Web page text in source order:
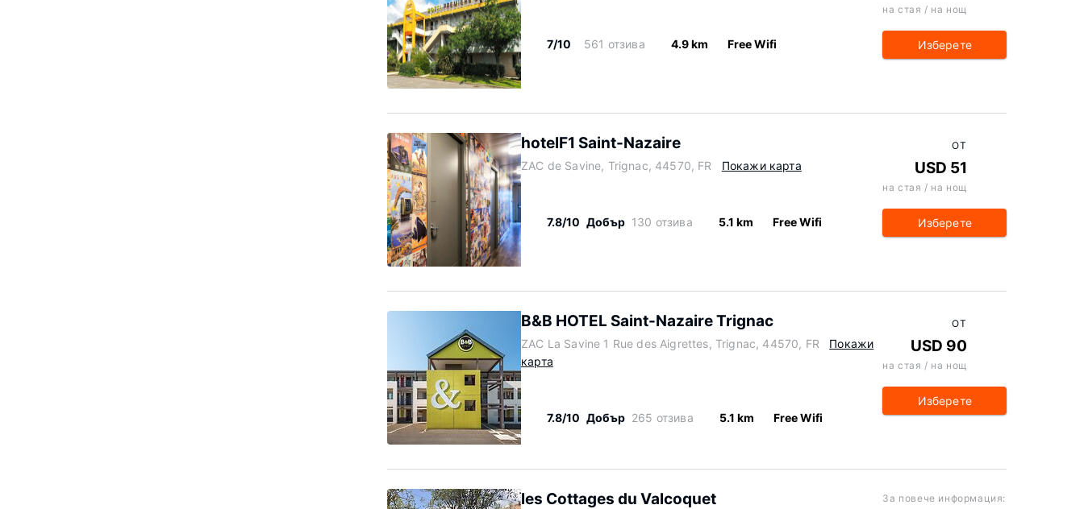
7/10 561 отзива 4.9 km Free Wifi
на стая / на нощ
Изберете
hotelF1 Saint-Nazaire
ZAC de Savine, Trignac, 44570, FR Покажи карта
7.8/10 Добър 130 отзива 5.1 km Free Wifi
ОТ
USD 51
на стая / на нощ
Изберете
B&B HOTEL Saint-Nazaire Trignac
ZAC La Savine 1 Rue des Aigrettes, Trignac, 44570, FR
Покажи
карта
7.8/10 Добър 265 отзива 5.1 km Free Wifi
ОТ
USD 90
на стая / на нощ
Изберете
les Cottages du Valcoquet За повече информация: